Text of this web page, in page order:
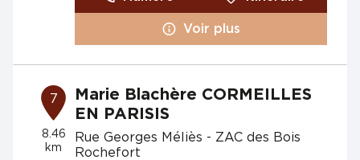
Voir plus
7
8.46
km
Marie Blachère CORMEILLES
EN PARISIS
Rue Georges Méliès - ZAC des Bois
Rochefort